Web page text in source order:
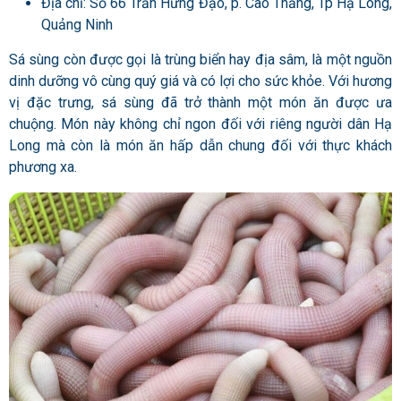
Quảng Ninh
Sá sùng còn được gọi là trùng biển hay địa sâm, là một nguồn
dinh dưỡng vô cùng quý giá và có lợi cho sức khỏe. Với hương
vị đặc trưng, sá sùng đã trở thành một món ăn được ưa
chuộng. Món này không chỉ ngon đối với riêng người dân Hạ
Long mà còn là món ăn hấp dẫn chung đối với thực khách
phương xa.